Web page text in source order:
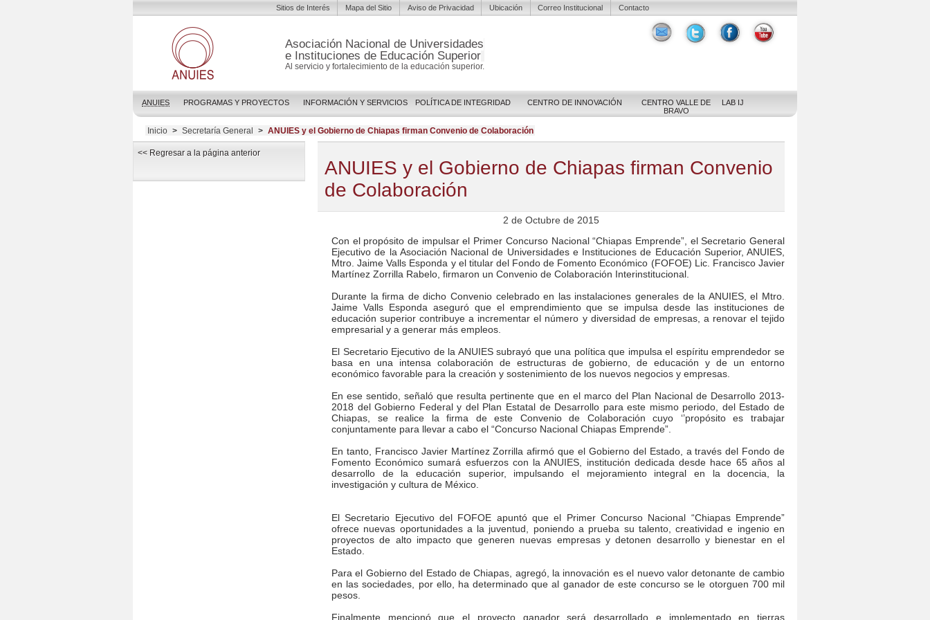
Asociación Nacional de Universidades
e Instituciones de Educación Superior
Al servicio y fortalecimiento de la educación superior.
ANUIES PROGRAMAS Y PROYECTOS INFORMACIÓN Y SERVICIOS POLÍTICA DE INTEGRIDAD CENTRO DE INNOVACIÓN
CENTRO VALLE DE
BRAVO
LAB IJ
Sitios de Interés Mapa del Sitio Aviso de Privacidad Ubicación Correo Institucional Contacto
Inicio > Secretaría General > ANUIES y el Gobierno de Chiapas firman Convenio de Colaboración
<< Regresar a la página anterior
ANUIES y el Gobierno de Chiapas firman Convenio
de Colaboración
2 de Octubre de 2015
Con el propósito de impulsar el Primer Concurso Nacional “Chiapas Emprende”, el Secretario General
Ejecutivo de la Asociación Nacional de Universidades e Instituciones de Educación Superior, ANUIES,
Mtro. Jaime Valls Esponda y el titular del Fondo de Fomento Económico (FOFOE) Lic. Francisco Javier
Martínez Zorrilla Rabelo, firmaron un Convenio de Colaboración Interinstitucional.
Durante la firma de dicho Convenio celebrado en las instalaciones generales de la ANUIES, el Mtro.
Jaime Valls Esponda aseguró que el emprendimiento que se impulsa desde las instituciones de
educación superior contribuye a incrementar el número y diversidad de empresas, a renovar el tejido
empresarial y a generar más empleos.
El Secretario Ejecutivo de la ANUIES subrayó que una política que impulsa el espíritu emprendedor se
basa en una intensa colaboración de estructuras de gobierno, de educación y de un entorno
económico favorable para la creación y sostenimiento de los nuevos negocios y empresas.
En ese sentido, señaló que resulta pertinente que en el marco del Plan Nacional de Desarrollo 2013-
2018 del Gobierno Federal y del Plan Estatal de Desarrollo para este mismo periodo, del Estado de
Chiapas, se realice la firma de este Convenio de Colaboración cuyo ‘’propósito es trabajar
conjuntamente para llevar a cabo el “Concurso Nacional Chiapas Emprende”.
En tanto, Francisco Javier Martínez Zorrilla afirmó que el Gobierno del Estado, a través del Fondo de
Fomento Económico sumará esfuerzos con la ANUIES, institución dedicada desde hace 65 años al
desarrollo de la educación superior, impulsando el mejoramiento integral en la docencia, la
investigación y cultura de México.
El Secretario Ejecutivo del FOFOE apuntó que el Primer Concurso Nacional “Chiapas Emprende”
ofrece nuevas oportunidades a la juventud, poniendo a prueba su talento, creatividad e ingenio en
proyectos de alto impacto que generen nuevas empresas y detonen desarrollo y bienestar en el
Estado.
Para el Gobierno del Estado de Chiapas, agregó, la innovación es el nuevo valor detonante de cambio
en las sociedades, por ello, ha determinado que al ganador de este concurso se le otorguen 700 mil
pesos.
Finalmente mencionó que el proyecto ganador será desarrollado e implementado en tierras